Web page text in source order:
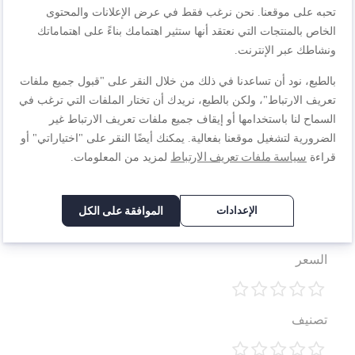
اكتب مراجعتك الخاصة
أنت تراجع:
TEFAL ملعقة مشقوقة بزاوية Bienvenue | أداة مطبخ |
مقاومة للحرارة العالية | خالية من الخدوش للأواني | قابلة
للغسل في غسالة الأطباق | أسود | بلاستيك | صنع في فرنسا
| ضمان لمدة سنتين | 2743712
1
نجمة
2
نجوم
3
نجوم
4
نجوم
5
نجوم
السعر
نجمة
نجوم
نجوم
نجوم
نجوم
تصنيف
تحبه على موقعنا. نحن نرغب فقط في عرض الإعلانات والمحتوى
الخاص بالمنتجات التي نعتقد أنها ستثير اهتمامك بناءً على اهتماماتك
ونشاطك عبر الإنترنت.
بالطبع، نود أن تساعدنا في ذلك من خلال النقر على "قبول جميع ملفات
تعريف الارتباط"، ولكن بالطبع، نريدك أن تختار الملفات التي ترغب في
السماح لنا باستخدامها أو إيقاف جميع ملفات تعريف الارتباط غير
الضرورية لتشغيل موقعنا بفعالية. يمكنك أيضًا النقر على "اختياراتي" أو
قراءة سياسة ملفات تعريف الارتباط لمزيد من المعلومات.
الإعدادات الموافقة على الكل